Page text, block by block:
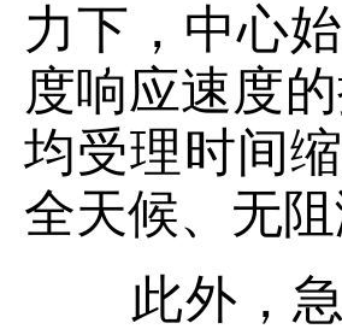
力下，中心
度响应速度
均受理时间
全天候、无
此外，急